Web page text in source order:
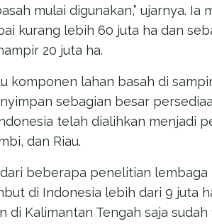
mulai digunakan,” ujarnya. Ia
kurang lebih 60 juta ha dan
20 juta ha.
komponen lahan basah di
sebagian besar
telah dialihkan menjadi
dan Riau.
beberapa penelitian
di Indonesia lebih dari 9 juta
Kalimantan Tengah saja sudah